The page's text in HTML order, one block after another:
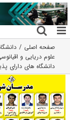
رفتن
به
محتوا
صفحه اصلی
علوم دریایی و
دانشگاه های دارای